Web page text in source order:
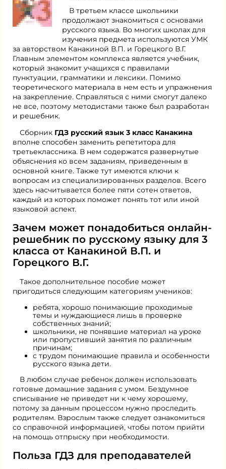
В третьем классе школьники
продолжают знакомиться с основами
русского языка. Во многих школах для
изучения предмета используются УМК
за авторством Канакиной В.П. и Горецкого В.Г.
Главным элементом комплекса является учебник,
который знакомит учащихся с правилами
пунктуации, грамматики и лексики. Помимо
теоретического материала в нем есть и упражнения
на закрепление. Справляться с ними смогут далеко
не все, поэтому методистами также был разработан
и решебник.
Сборник ГДЗ русский язык 3 класс Канакина
вполне способен заменить репетитора для
третьеклассника. В нем содержатся развернутые
объяснения ко всем заданиям, приведенным в
основной книге. Также тут имеются ключи к
вопросам из специализированных разделов. Всего
здесь насчитывается более пяти сотен ответов,
каждый из которых поможет понять тот или иной
языковой аспект.
Зачем может понадобиться онлайн-
решебник по русскому языку для 3
класса от Канакиной В.П. и
Горецкого В.Г.
Такое дополнительное пособие может
пригодиться следующим категориям учеников:
ребята, хорошо понимающие проходимые
темы и нуждающиеся лишь в проверке
собственных знаний;
школьники, не понявшие материал на уроке
или пропустивший занятия по различным
причинам;
с трудом понимающие правила и особенности
русского языка дети.
В любом случае ребенок должен использовать
готовые домашние задания с умом. Бездумное
списывание не приведет ни к чему хорошему,
потому за данным процессом нужно проследить
родителям. Взрослым также следует ознакомиться
со справочной информацией, чтобы потом прийти
на помощь отпрыску при необходимости.
Польза ГДЗ для преподавателей